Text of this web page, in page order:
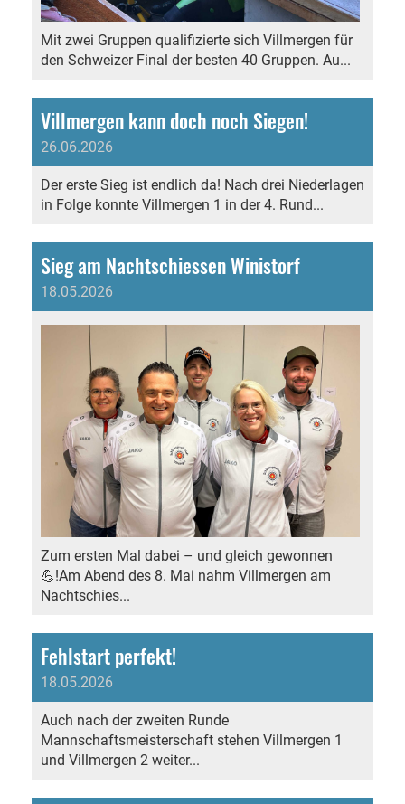
Mit zwei Gruppen qualifizierte sich Villmergen für
den Schweizer Final der besten 40 Gruppen. Au...
Villmergen kann doch noch Siegen!
26.06.2026
Der erste Sieg ist endlich da! Nach drei Niederlagen
in Folge konnte Villmergen 1 in der 4. Rund...
Sieg am Nachtschiessen Winistorf
18.05.2026
Zum ersten Mal dabei – und gleich gewonnen
💪!Am Abend des 8. Mai nahm Villmergen am
Nachtschies...
Fehlstart perfekt!
18.05.2026
Auch nach der zweiten Runde
Mannschaftsmeisterschaft stehen Villmergen 1
und Villmergen 2 weiter...